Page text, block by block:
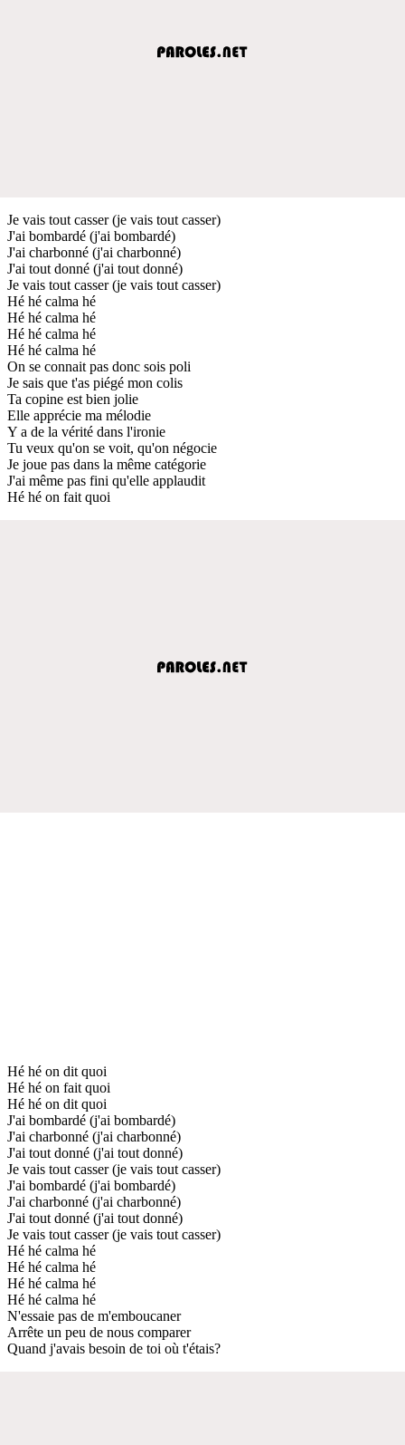
Je vais tout casser (je vais tout casser)
J'ai bombardé (j'ai bombardé)
J'ai charbonné (j'ai charbonné)
J'ai tout donné (j'ai tout donné)
Je vais tout casser (je vais tout casser)
Hé hé calma hé
Hé hé calma hé
Hé hé calma hé
Hé hé calma hé
On se connait pas donc sois poli
Je sais que t'as piégé mon colis
Ta copine est bien jolie
Elle apprécie ma mélodie
Y a de la vérité dans l'ironie
Tu veux qu'on se voit, qu'on négocie
Je joue pas dans la même catégorie
J'ai même pas fini qu'elle applaudit
Hé hé on fait quoi
Hé hé on dit quoi
Hé hé on fait quoi
Hé hé on dit quoi
J'ai bombardé (j'ai bombardé)
J'ai charbonné (j'ai charbonné)
J'ai tout donné (j'ai tout donné)
Je vais tout casser (je vais tout casser)
J'ai bombardé (j'ai bombardé)
J'ai charbonné (j'ai charbonné)
J'ai tout donné (j'ai tout donné)
Je vais tout casser (je vais tout casser)
Hé hé calma hé
Hé hé calma hé
Hé hé calma hé
Hé hé calma hé
N'essaie pas de m'emboucaner
Arrête un peu de nous comparer
Quand j'avais besoin de toi où t'étais?